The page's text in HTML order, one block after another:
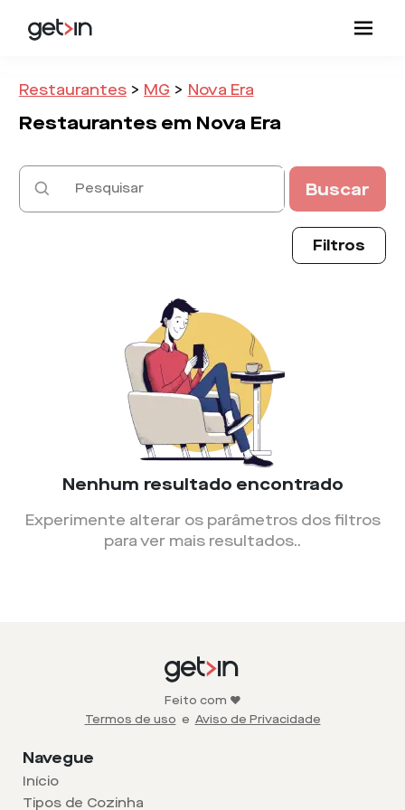
Restaurantes > MG > Nova Era
Restaurantes em Nova Era
Buscar
Filtros
Nenhum resultado encontrado
Experimente alterar os parâmetros dos filtros
para ver mais resultados..
Feito com ❤️
Termos de uso e Aviso de Privacidade
Navegue
Início
Tipos de Cozinha